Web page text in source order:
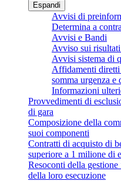
Espandi
Avvisi di
Determina a
Avvisi e Bandi
Avviso sui
Avvisi sistema di
Affidamenti
somma urgenza
Informazioni
Provvedimenti di
di gara
Composizione della
suoi componenti
Contratti di acquisto di
superiore a 1 milione di
Resoconti della
della loro esecuzione